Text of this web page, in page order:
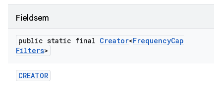
Fieldsem
public static final Creator<FrequencyCap
Filters>
CREATOR